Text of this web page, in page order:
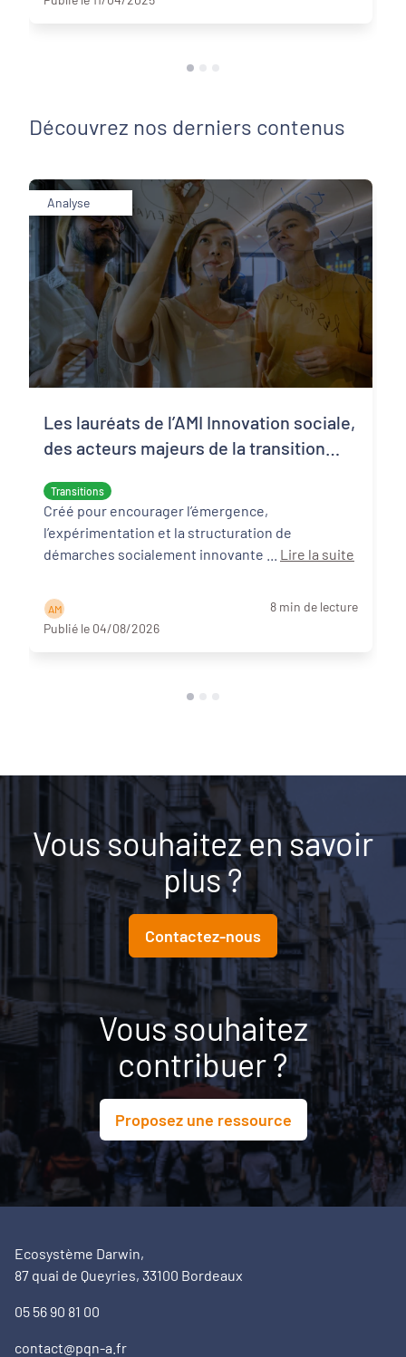
Découvrez nos derniers contenus
Analyse
Transitions
Les lauréats de l’AMI Innovation sociale,
des acteurs majeurs de la transition
Créé pour encourager l’émergence,
l’expérimentation et la structuration de
Lire la suite
A M
8 min de lecture
Publié le 04/08/2026
Vous souhaitez en savoir
plus ?
Contactez-nous
Vous souhaitez
contribuer ?
Proposez une ressource
Ecosystème Darwin,
87 quai de Queyries, 33100 Bordeaux
05 56 90 81 00
contact@pqn-a.fr